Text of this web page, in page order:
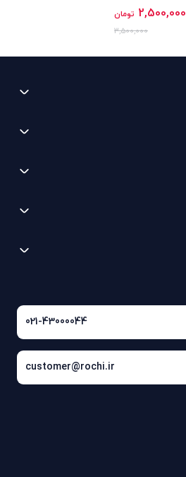
2,500,000 تومان
3,500,000
021-43000044
customer@rochi.ir